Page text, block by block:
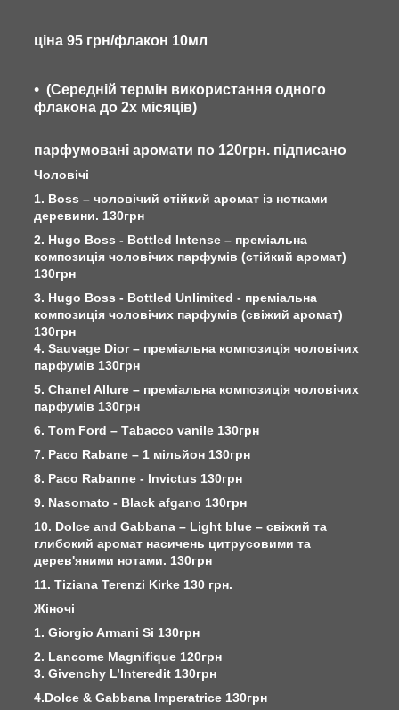
ціна 95 грн/флакон 10мл
(Середній термін використання одного
флакона до 2х місяців)
парфумовані аромати по 120грн. підписано
Чоловічі
1. Boss – чоловічий стійкий аромат із нотками
деревини. 130грн
2. Hugo Boss - Bottled Intense – преміальна
композиція чоловічих парфумів (стійкий аромат)
130грн
3. Hugo Boss - Bottled Unlimited - преміальна
композиція чоловічих парфумів (свіжий аромат)
130грн
4. Sauvage Dior – преміальна композиція чоловічих
парфумів 130грн
5. Chanel Allure – преміальна композиція чоловічих
парфумів 130грн
6. Тom Ford – Тabacco vanile 130грн
7. Paco Rabane – 1 мільйон 130грн
8. Paco Rabanne - Invictus 130грн
9. Nasomato - Black afgano 130грн
10. Dolce and Gabbana – Light blue – свіжий та
глибокий аромат насичень цитрусовими та
дерев'яними нотами. 130грн
11. Tiziana Terenzi Kirke 130 грн.
Жіночі
1. Giorgio Armani Si 130грн
2. Lancome Magnifique 120грн
3. Givenchy L’Interedit 130грн
4.Dolce & Gabbana Imperatrice 130грн